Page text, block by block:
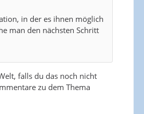
in der es ihnen möglich
man den nächsten Schritt
falls du das noch nicht
zu dem Thema